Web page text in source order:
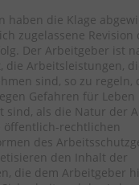
haben die Klage
zugelassene Revision
Der Arbeitgeber ist
die Arbeitsleistungen,
sind, so zu regeln,
Gefahren für
sind, als die Natur der
öffentlich-rechtlichen
des
den Inhalt der
die dem Arbeitgeber